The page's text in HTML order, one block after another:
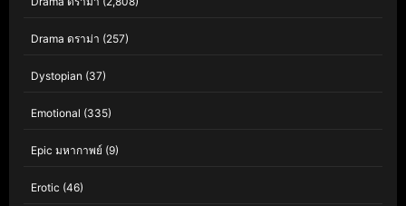
Drama ดราม่า (257)
Dystopian (37)
Emotional (335)
Epic มหากาพย์ (9)
Erotic (46)